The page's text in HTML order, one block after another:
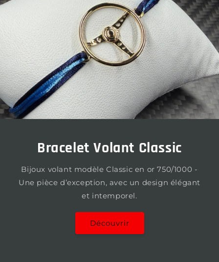
Bracelet Volant Classic
Bijoux volant modèle Classic en or 750/1000 -
Une pièce d’exception, avec un design élégant
et intemporel.
Découvrir